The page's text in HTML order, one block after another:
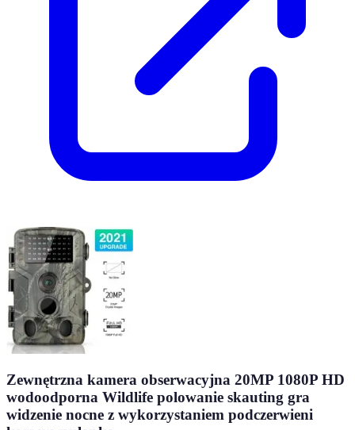
Zewnętrzna kamera obserwacyjna 20MP 1080P HD
wodoodporna Wildlife polowanie skauting gra
widzenie nocne z wykorzystaniem podczerwieni